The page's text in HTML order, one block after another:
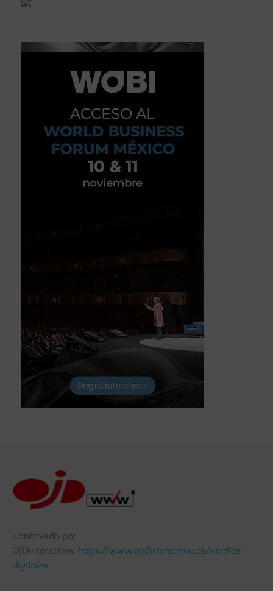
Controlado por
OJDinteractiva: https://www.ojdinteractiva.es/medios-
digitales